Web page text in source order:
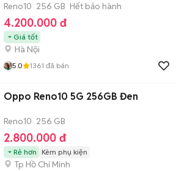
Reno10 256 GB Hết bảo hành
4.200.000 đ
Giá tốt
Hà Nội
5.0 1361 đã bán
Oppo Reno10 5G 256GB Đen
Reno10 256 GB
2.800.000 đ
Rẻ hơn Kèm phụ kiện
Tp Hồ Chí Minh